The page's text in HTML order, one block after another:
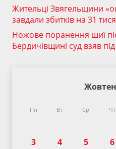
Жительці Звягельщини
завдали збитків на 31
Ножове поранення шиї
Бердичівщині суд взяв
Пн Вт Ср Чт
3
4 5 6